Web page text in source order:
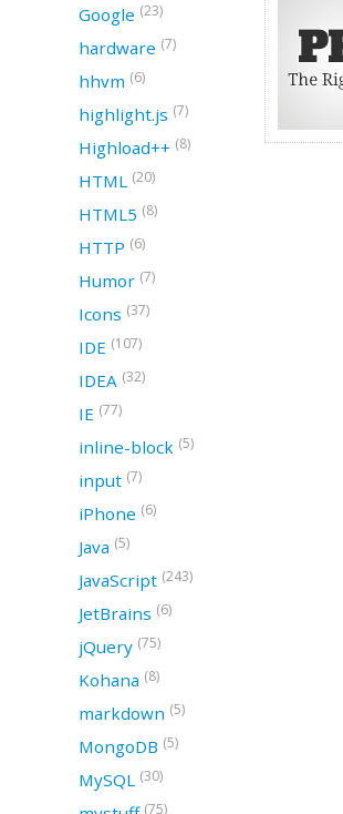
Google (23)
hardware (7)
hhvm (6)
highlight.js (7)
Highload++ (8)
HTML (20)
HTML5 (8)
HTTP (6)
Humor (7)
Icons (37)
IDE (107)
IDEA (32)
IE (77)
inline-block (5)
input (7)
iPhone (6)
Java (5)
JavaScript (243)
JetBrains (6)
jQuery (75)
Kohana (8)
markdown (5)
MongoDB (5)
MySQL (30)
(75)